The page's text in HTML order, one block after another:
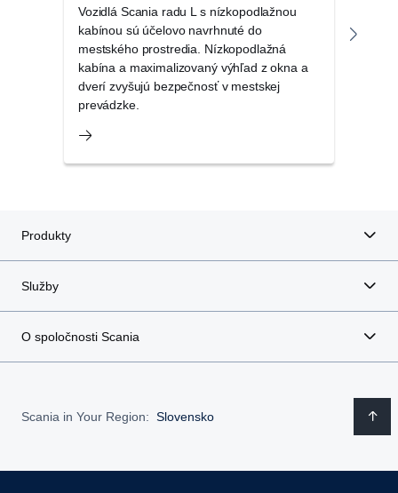
Vozidlá Scania radu L s nízkopodlažnou
kabínou sú účelovo navrhnuté do
mestského prostredia. Nízkopodlažná
kabína a maximalizovaný výhľad z okna a
dverí zvyšujú bezpečnosť v mestskej
prevádzke.
Produkty
Služby
O spoločnosti Scania
Scania in Your Region: Slovensko